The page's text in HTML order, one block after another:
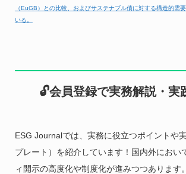
（EuGB）との比較、およびサステナブル債に対する構造的需
いる。
🔓会員登録で実務解説・実
ESG Journalでは、実務に役立つポイントや
プレート）を紹介しています！国内外におい
ィ開示の高度化や制度化が進みつつあります